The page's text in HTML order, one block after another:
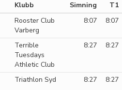
Klubb Simning
T1
Rooster Club
Varberg
8:07 8:07
Terrible
Tuesdays
Athletic Club
8:27 8:27
Triathlon Syd 8:27 8:27